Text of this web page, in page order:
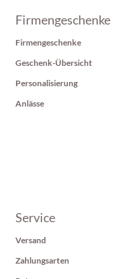
Firmengeschenke
Firmengeschenke
Geschenk-Übersicht
Personalisierung
Anlässe
Service
Versand
Zahlungsarten